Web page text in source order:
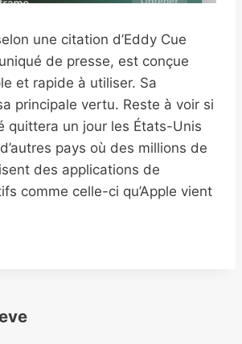
une citation d’Eddy Cue
de presse, est conçue
et rapide à utiliser. Sa
principale vertu. Reste à voir si
quittera un jour les États-Unis
pays où des millions de
des applications de
comme celle-ci qu’Apple vient